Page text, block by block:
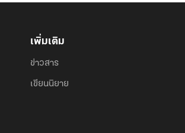
เพิ่มเติม
ข่าวสาร
เขียนนิยาย